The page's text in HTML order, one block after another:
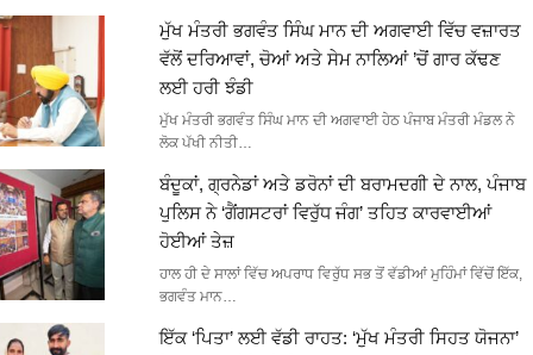
ਮੁੱਖ ਮੰਤਰੀ ਭਗਵੰਤ ਸਿੰਘ ਮਾਨ ਦੀ ਅਗਵਾਈ ਵਿੱਚ ਵਜ਼ਾਰਤ
ਵੱਲੋਂ ਦਰਿਆਵਾਂ, ਚੋਆਂ ਅਤੇ ਸੇਮ ਨਾਲਿਆਂ ’ਚੋਂ ਗਾਰ ਕੱਢਣ
ਲਈ ਹਰੀ ਝੰਡੀ
ਮੁੱਖ ਮੰਤਰੀ ਭਗਵੰਤ ਸਿੰਘ ਮਾਨ ਦੀ ਅਗਵਾਈ ਹੇਠ ਪੰਜਾਬ ਮੰਤਰੀ ਮੰਡਲ ਨੇ
ਲੋਕ ਪੱਖੀ ਨੀਤੀ…
ਬੰਦੂਕਾਂ, ਗ੍ਰਨੇਡਾਂ ਅਤੇ ਡਰੋਨਾਂ ਦੀ ਬਰਾਮਦਗੀ ਦੇ ਨਾਲ, ਪੰਜਾਬ
ਪੁਲਿਸ ਨੇ ‘ਗੈਂਗਸਟਰਾਂ ਵਿਰੁੱਧ ਜੰਗ’ ਤਹਿਤ ਕਾਰਵਾਈਆਂ
ਹੋਈਆਂ ਤੇਜ਼
ਹਾਲ ਹੀ ਦੇ ਸਾਲਾਂ ਵਿੱਚ ਅਪਰਾਧ ਵਿਰੁੱਧ ਸਭ ਤੋਂ ਵੱਡੀਆਂ ਮੁਹਿੰਮਾਂ ਵਿੱਚੋਂ ਇੱਕ,
ਭਗਵੰਤ ਮਾਨ…
ਇੱਕ ‘ਪਿਤਾ’ ਲਈ ਵੱਡੀ ਰਾਹਤ: ‘ਮੁੱਖ ਮੰਤਰੀ ਸਿਹਤ ਯੋਜਨਾ’